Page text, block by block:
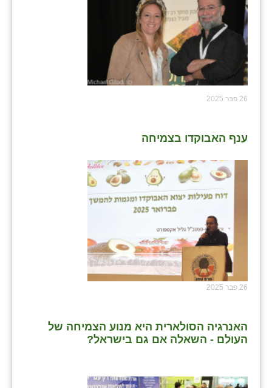
26 פבר 2025
ענף האבוקדו בצמיחה
26 פבר 2025
האנרגיה הסולארית היא מנוע הצמיחה של
העולם - השאלה אם גם בישראל?